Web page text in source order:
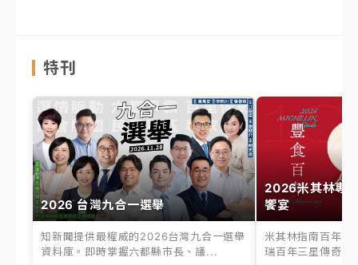
特刊
2026 台灣九合一選舉
知新聞提供最權威的2026台灣九合一選舉
資料庫。即時掌握六都縣市長、議...
2026米其林專
饗宴
米其林指南百年之
瑞百年三星傳奇、